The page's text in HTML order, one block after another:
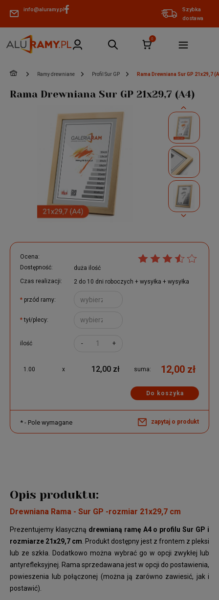
info@aluramy.pl
Szybka
dostawa
» Ramy drewniane » Profil Sur GP » Rama Drewniana Sur GP 21x29,7
Rama Drewniana Sur GP 21x29,7 (A4)
Ocena:
Dostępność:
duża ilość
Czas realizacji:
2 do 10 dni roboczych + wysyłka + wysyłka
* przód ramy:
*tył/plecy:
ilość - +
1.00 x 12,00 zł suma: 12,00 zł
Do koszyka
* - Pole wymagane zapytaj o produkt
Opis produktu:
Drewniana Rama - Sur GP -rozmiar 21x29,7 cm
Prezentujemy klasyczną drewnianą ramę A4 o profilu Sur GP i
rozmiarze 21x29,7 cm . Produkt dostępny jest z frontem z pleksi
lub ze szkła. Dodatkowo można wybrać go w opcji zwykłej lub
antyrefleksyjnej. Rama sprzedawana jest w opcji do postawienia,
powieszenia lub połączonej (można ją zarówno zawiesić, jak i
postawić).